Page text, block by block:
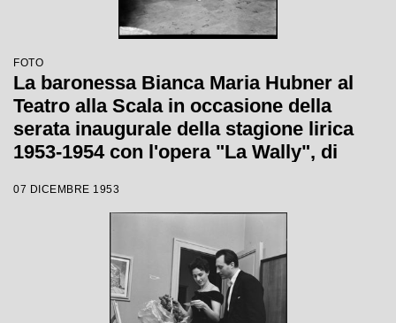
FOTO
La baronessa Bianca Maria Hubner al
Teatro alla Scala in occasione della
serata inaugurale della stagione lirica
1953-1954 con l'opera "La Wally", di
Giulini, con la regia di Tatiana Pavlova
07 DICEMBRE 1953